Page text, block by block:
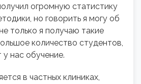
огромную статистику
но говорить я могу об
только я получаю такие
количество студентов,
нас обучение.
в частных клиниках,